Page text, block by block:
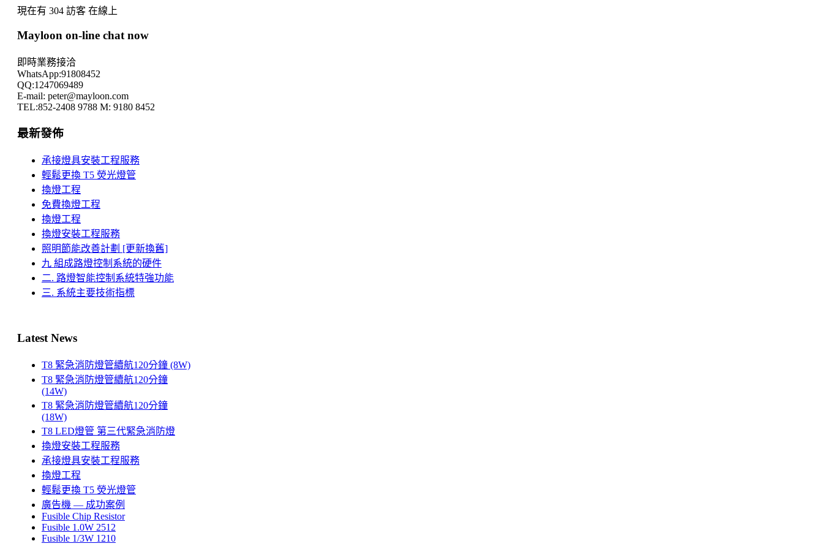
現在有 304 訪客 在線上
Mayloon on-line chat now
即時業務接洽
WhatsApp:91808452
QQ:1247069489
E-mail: peter@mayloon.com
TEL:852-2408 9788 M: 9180 8452
最新發佈
承接燈具安裝工程服務
輕鬆更換 T5 熒光燈管
換燈工程
免費換燈工程
換燈工程
換燈安裝工程服務
照明節能改善計劃 [更新換舊]
九 組成路燈控制系統的硬件
二. 路燈智能控制系統特強功能
三. 系統主要技術指標
Latest News
T8 緊急消防燈管續航120分鐘 (8W)
T8 緊急消防燈管續航120分鐘
(14W)
T8 緊急消防燈管續航120分鐘
(18W)
T8 LED燈管 第三代緊急消防燈
換燈安裝工程服務
承接燈具安裝工程服務
換燈工程
輕鬆更換 T5 熒光燈管
廣告機 — 成功案例
Fusible Chip Resistor
Fusible 1.0W 2512
Fusible 1/3W 1210